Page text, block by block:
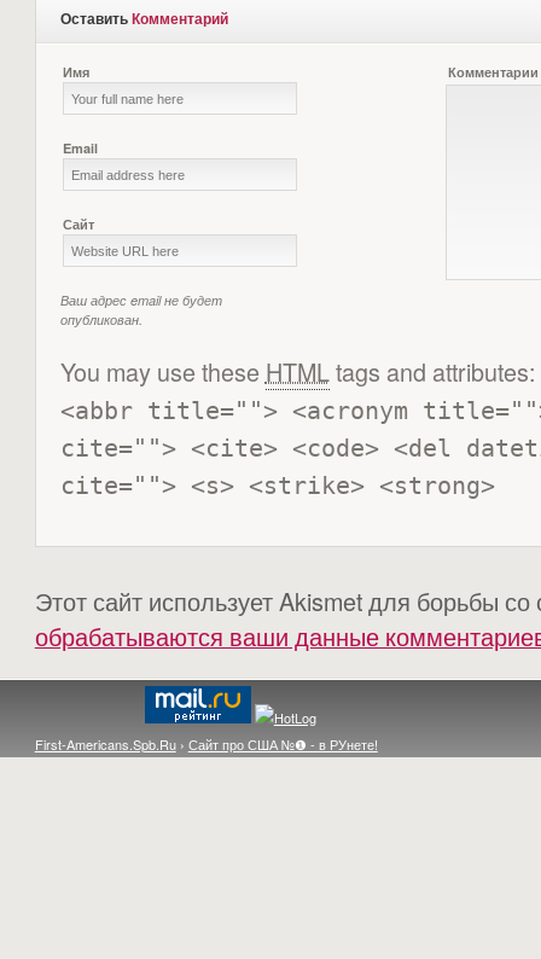
ОставитьКомментарий
Имя
Email
Сайт
Ваш адрес email не будет
опубликован.
Комментарии
You may use these HTMLtags and attributes:
<abbr title=""> <acronym
cite=""> <cite> <code> <del
cite=""> <s> <strike> <strong>
Этот сайт использует Akismet для борьбы
обрабатываются ваши данные
First-Americans.Spb.Ru› Сайт про США №❶ - в РУнете!